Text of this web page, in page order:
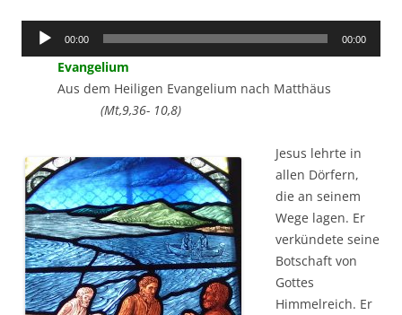
Audio-
00:00 00:00
Evangelium
Aus dem Heiligen Evangelium nach Matthäus
(Mt,9,36- 10,8)
Jesus lehrte in
allen Dörfern,
die an seinem
Wege lagen. Er
verkündete seine
Botschaft von
Gottes
Himmelreich. Er